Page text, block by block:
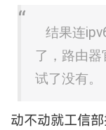
结果连
了，路由
试了没有。
动不动就工信